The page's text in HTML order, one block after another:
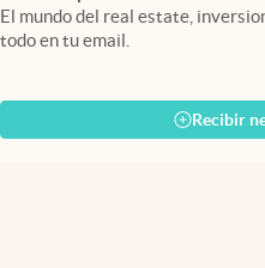
El mundo del real estate,
todo en tu email.
Recibir